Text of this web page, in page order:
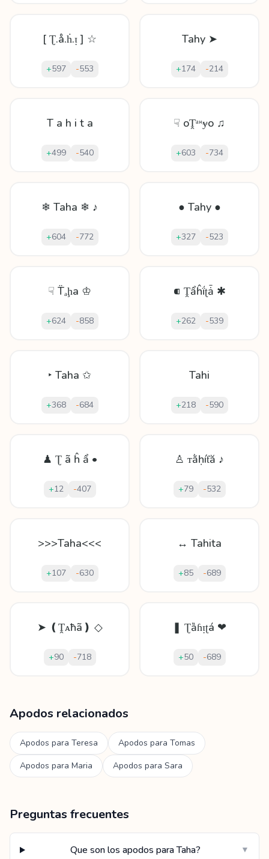
[ Ʈ.å.ḣ.ᴉ ] ☆
+597 -553
Tahy ➤
+174 -214
T a h i t a
+499 -540
☟ oṰᵃᵸɏo ♫
+603 -734
❄ Taha ❄ ♪
+604 -772
● Tahy ●
+327 -523
☟ T̈ₐḩа ♔
+624 -858
⁌ Ṱẩĥḯʈǡ ✱
+262 -539
‣ Taha ✩
+368 -684
Tahi
+218 -590
♟ Ʈ ã ĥ ẩ •
+12 -407
♙ ᴛằḥíƭă ♪
+79 -532
>>>Taha<<<
+107 -630
↔ Tahita
+85 -689
➤ ❪Ṱᴀħã❫ ◇
+90 -718
❚ Ʈȁɦᴉʈá ❤
+50 -689
Apodos relacionados
Apodos para Teresa Apodos para Tomas
Apodos para Maria Apodos para Sara
Preguntas frecuentes
Que son los apodos para Taha? ▼